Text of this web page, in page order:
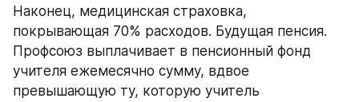
Наконец, медицинская страховка,
покрывающая 70% расходов. Будущая пенсия.
Профсоюз выплачивает в пенсионный фонд
учителя ежемесячно сумму, вдвое
превышающую ту, которую учитель